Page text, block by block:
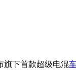
旗下首款超级电混